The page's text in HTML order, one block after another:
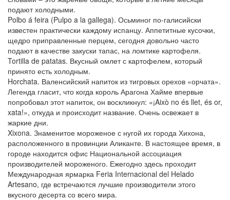
подают холодными.
Polbo á feira (Pulpo a la gallega). Осьминог по-галисийски
известен практически каждому испанцу. Аппетитные кусочки,
щедро приправленные перцем, сегодня довольно часто
подают в качестве закуски тапас, на ломтике картофеля.
Tortilla de patatas. Вкусный омлет с картофелем, который
принято есть холодным.
Horchata. Валенсийский напиток из тигровых орехов «орчата».
Легенда гласит, что когда король Арагона Хайме впервые
попробовал этот напиток, он воскликнул: «¡Això no és llet, és or,
xata!», откуда и происходит название. Очень освежает в
жаркие дни.
Xixona. Знаменитое мороженое с нугой их города Хихона,
расположенного в провинции Аликанте. В настоящее время, в
городе находится офис Национальной ассоциация
производителей мороженого. Ежегодно здесь проходит
Международная ярмарка Feria Internacional del Helado
Artesano, где встречаются лучшие производители этого
вкусного десерта со всего мира.